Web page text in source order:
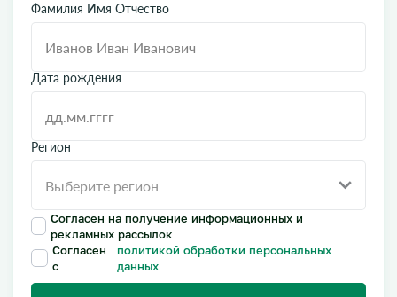
Фамилия Имя Отчество
Дата рождения
Регион
Согласен на получение информационных и
рекламных рассылок
Согласен
с
политикой обработки персональных
данных